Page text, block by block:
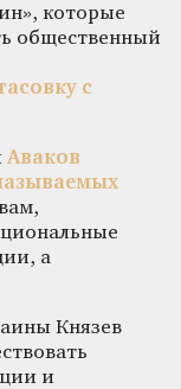
которые
общественный
с
Аваков
а
Князев
и